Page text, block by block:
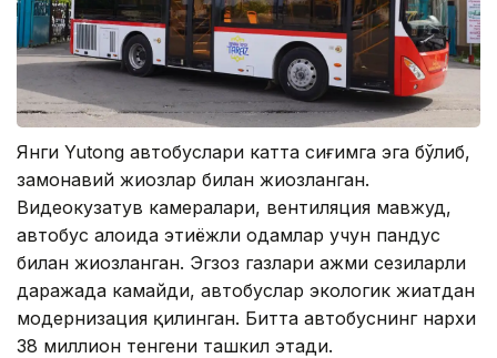
Янги Yutong автобуслари катта сиғимга эга бўлиб,
замонавий жиҳозлар билан жиҳозланган.
Видеокузатув камералари, вентиляция мавжуд,
автобус алоҳида эҳтиёжли одамлар учун пандус
билан жиҳозланган. Эгзоз газлари ҳажми сезиларли
даражада камайди, автобуслар экологик жиҳатдан
модернизация қилинган. Битта автобуснинг нархи
38 миллион тенгени ташкил этади.